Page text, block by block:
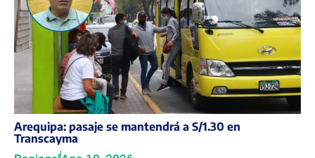
Arequipa: pasaje se mantendrá a S/1.30 en
Transcayma